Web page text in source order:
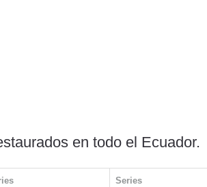
en todo el Ecuador.
Series